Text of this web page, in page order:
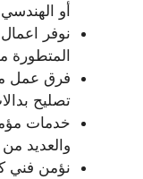
أو
نوفر اعمال
المتطورة
فرق عمل
تصليح بدالات
خدمات
والعديد
نؤمن فني